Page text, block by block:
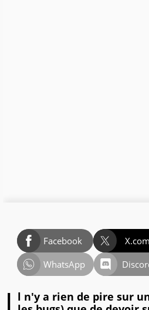
Facebook X.com
WhatsApp
l n'y a rien de pire sur